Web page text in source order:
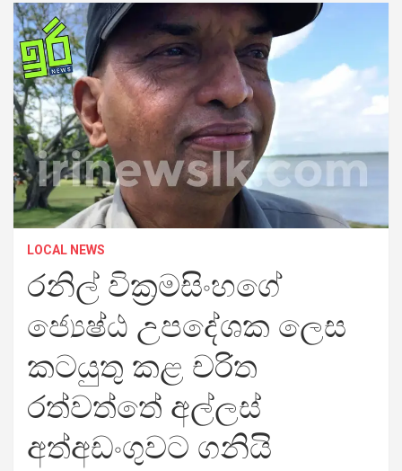
LOCAL NEWS
රනිල් වික්‍රමසිංහගේ
ජ්‍යෙෂ්ඨ උපදේශක ලෙස
කටයුතු කළ චරිත
රත්වත්තේ අල්ලස්
අත්අඩංගුවට ගනියි